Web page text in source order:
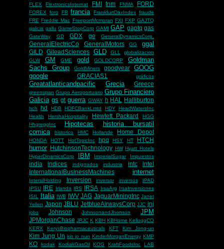
FLEX
FlextronicsInternat FMI fnm FNMA FORD
FOREX foro FR francia FrankfurtDaxIndex fraude
FRE Freddie Mac FreeportMcmoran FXI FXP GAJTQ
galicia gallu GameStopCorp GAMI GAP gaptq gas
GateWay GD GDX ge GeneralDynamicsCorp.
GeneralElectricCo GeneralMotors GG ggal
GILD GileadSciences GLD GLL
globalizacion
GLW
GM GME gold GOLDCORP
Goldman
Sachs Group
GoldMiners goodyear
GOOG
google
GRACIAS1 gráficos
Greatatlanticandpacific Grecia Greece
greenspan Grupo Aeroportuario Grupo Financiero
Galicia gs gt guerra GWAY h HAL Halliburton
hch hd HDB HDFCBankLmtd HDY
HeadWatersInc
Health
HershaHospitality Hewlett Packard
HGG
HhgreggInc
Hipotecas
historia bursatil
comica
historico HMC Hollande Home Depot
HONDA HOTT HotTopicInc hpq HSY HT HTCH
humor HutchinsonTechnology HW Hyatt Hotels
HyperDinamicsCorp
IBM ImperialSugar Impuestos
india indices indignados industria intc
intel
InternationalBusinessMachines
internet
IntersilHolding Inversion inversor inversos
IPAD
IPSU
IRE Irlanda IRS IRSA IrsaArg
IrsaInversiones
ISIL
Italia IWB IWV JAG JaguarMiningInc Janet
Yellen Japon JBLU JetblueAirwaysCorp JJC jnj
jobs Johnson JohnsonandJhonson JPM
JPMorganChase JRJC K KBH KBHome KelloggCO
KERX
KeryxBiopharmaceuticals KFT Kim Jong-un
Kim Jung Un kin jo nun KinderMorganEnergy KMP
KO kodak KodiakGasOil KOG KraftFoodsInc
LAB